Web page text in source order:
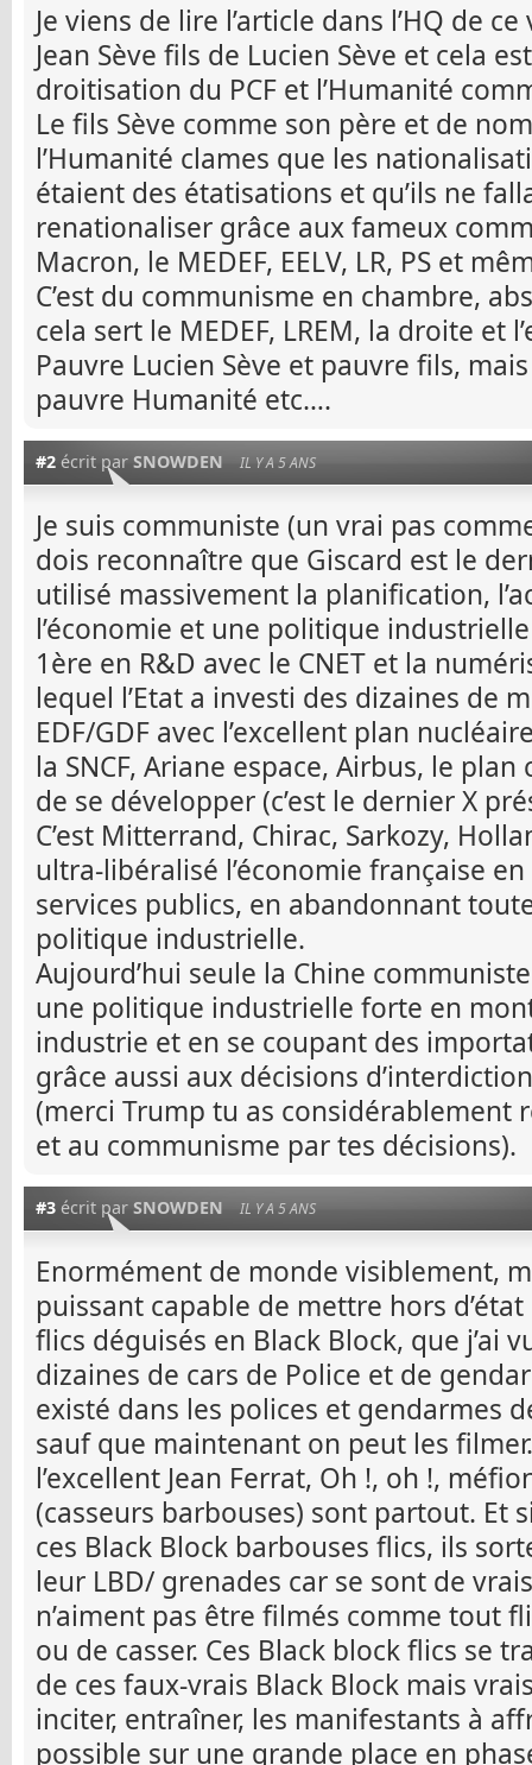
Je viens de lire l’article dans l’HQ de
Jean Sève fils de Lucien Sève et cela
droitisation du PCF et l’Humanité
Le fils Sève comme son père et de
l’Humanité clames que les
étaient des étatisations et qu’ils ne
renationaliser grâce aux fameux
Macron, le MEDEF, EELV, LR, PS et
C’est du communisme en chambre,
cela sert le MEDEF, LREM, la droite et
Pauvre Lucien Sève et pauvre fils,
pauvre Humanité etc….
#2 écrit par SNOWDEN IL Y A 5 ANS
Je suis communiste (un vrai pas
dois reconnaître que Giscard est le
utilisé massivement la planification,
l’économie et une politique
1ère en R&D avec le CNET et la
lequel l’Etat a investi des dizaines de
EDF/GDF avec l’excellent plan
la SNCF, Ariane espace, Airbus, le
de se développer (c’est le dernier X
C’est Mitterrand, Chirac, Sarkozy,
ultra-libéralisé l’économie française
services publics, en abandonnant
politique industrielle.
Aujourd’hui seule la Chine
une politique industrielle forte en
industrie et en se coupant des
grâce aussi aux décisions
(merci Trump tu as considérablement
et au communisme par tes décisions).
#3 écrit par SNOWDEN IL Y A 5 ANS
Enormément de monde visiblement,
puissant capable de mettre hors
flics déguisés en Black Block, que j’ai
dizaines de cars de Police et de
existé dans les polices et gendarmes
sauf que maintenant on peut les
l’excellent Jean Ferrat, Oh !, oh !,
(casseurs barbouses) sont partout. Et
ces Black Block barbouses flics, ils
leur LBD/ grenades car se sont de
n’aiment pas être filmés comme tout
ou de casser. Ces Black block flics se
de ces faux-vrais Black Block mais
inciter, entraîner, les manifestants à
possible sur une grande place en